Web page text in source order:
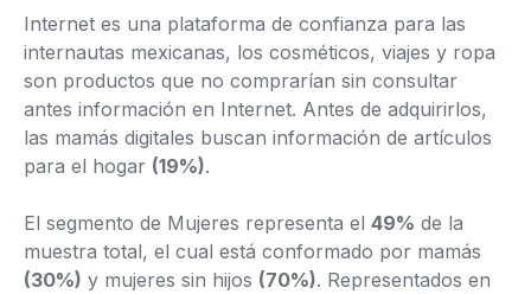
Internet es una plataforma de confianza para las
internautas mexicanas, los cosméticos, viajes y ropa
son productos que no comprarían sin consultar
antes información en Internet. Antes de adquirirlos,
las mamás digitales buscan información de artículos
para el hogar (19%).
El segmento de Mujeres representa el 49% de la
muestra total, el cual está conformado por mamás
(30%) y mujeres sin hijos (70%). Representados en